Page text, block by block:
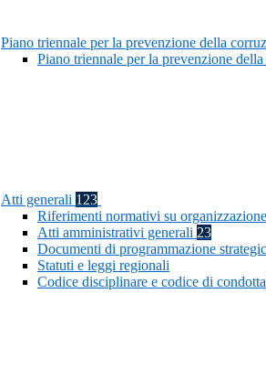
Piano triennale per la prevenzione della
Piano triennale per la prevenzione
Atti generali 123
Riferimenti normativi su
Atti amministrativi generali 23
Documenti di programmazione
Statuti e leggi regionali
Codice disciplinare e codice di condotta